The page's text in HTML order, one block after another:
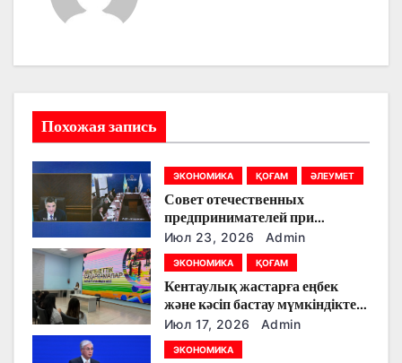
ц
я
п
о
з
а
п
Похожая запись
ЭКОНОМИКА ҚОҒАМ ӘЛЕУМЕТ
Совет отечественных
предпринимателей при
Правительстве РК перешел на
новый формат работы
Июл 23, 2026 Admin
ЭКОНОМИКА ҚОҒАМ
Кентаулық жастарға еңбек
және кәсіп бастау мүмкіндіктері
түсіндірілді
Июл 17, 2026 Admin
ЭКОНОМИКА